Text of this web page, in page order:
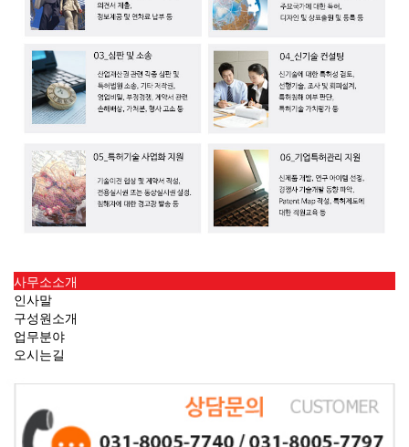
사무소소개
인사말
구성원소개
업무분야
오시는길